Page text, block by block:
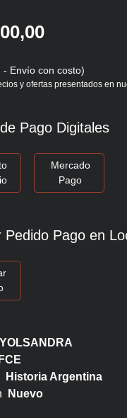
- Envío con costo)
y ofertas presentados en
Pago Digitales
Mercado
Pago
Pedido Pago en
FCE
Historia Argentina
Nuevo